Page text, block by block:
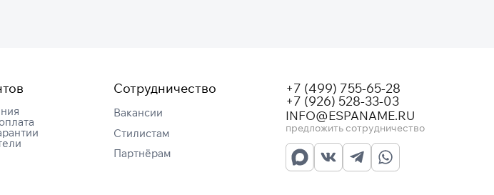
Сотрудничество
Вакансии
Cтилистам
Партнёрам
+7 (499) 755-65-28
+7 (926) 528-33-03
INFO@ESPANAME.RU
предложить сотрудничество